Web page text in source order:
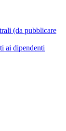
(da pubblicare
ai dipendenti